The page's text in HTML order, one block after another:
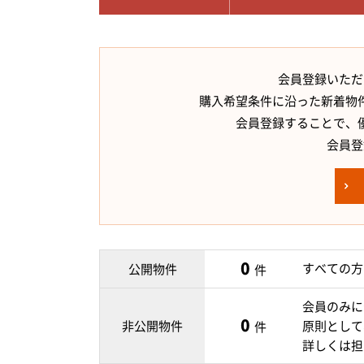
会員登録いた
購入希望条件に沿った新着
会員登録することで、
会員
公開物件 0 件 すべての
非公開物件 0 件
会員のみ
原則とし
詳しくは